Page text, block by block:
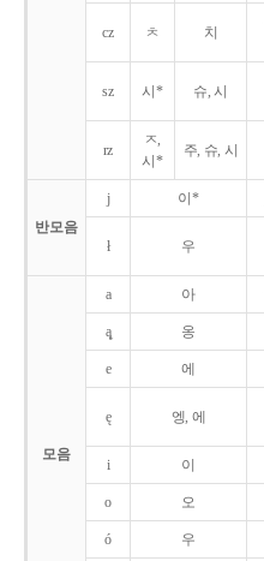
cz ㅊ 치
sz 시* 슈, 시
rz
ㅈ,
시*
주, 슈, 시
반모음
j 이*
ł 우
모음
a 아
ą̨ 옹
e 에
ę 엥, 에
i 이
o 오
ó 우